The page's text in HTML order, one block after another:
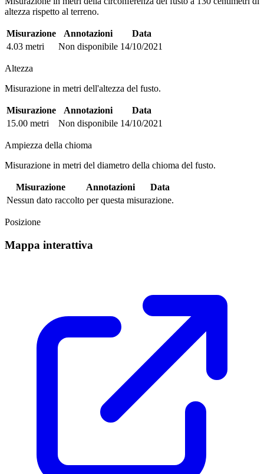
altezza rispetto al terreno.
Misurazione Annotazioni
Data
4.03 metri
Non disponibile 14/10/2021
Altezza
Misurazione in metri dell'altezza del fusto.
Misurazione Annotazioni
Data
15.00 metri
Non disponibile 14/10/2021
Ampiezza della chioma
Misurazione in metri del diametro della chioma del fusto.
Misurazione Annotazioni
Data
Nessun dato raccolto per questa misurazione.
Posizione
Mappa interattiva